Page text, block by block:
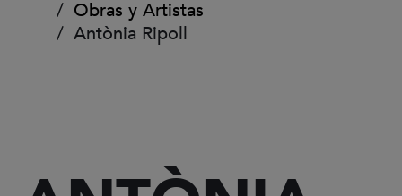
Obras y Artistas
Antònia Ripoll